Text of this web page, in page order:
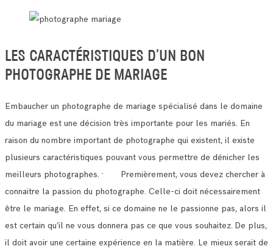
LES CARACTÉRISTIQUES D’UN BON
PHOTOGRAPHE DE MARIAGE
Embaucher un photographe de mariage spécialisé dans le domaine
du mariage est une décision très importante pour les mariés. En
raison du nombre important de photographe qui existent, il existe
plusieurs caractéristiques pouvant vous permettre de dénicher les
meilleurs photographes. · Premièrement, vous devez chercher à
connaitre la passion du photographe. Celle-ci doit nécessairement
être le mariage. En effet, si ce domaine ne le passionne pas, alors il
est certain qu’il ne vous donnera pas ce que vous souhaitez. De plus,
il doit avoir une certaine expérience en la matière. Le mieux serait de